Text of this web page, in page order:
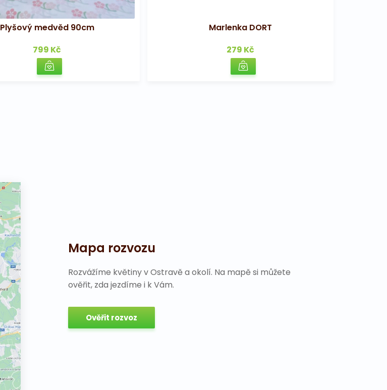
Plyšový medvěd 90cm
799 Kč
Marlenka DORT
279 Kč
Mapa rozvozu
Rozvážíme květiny v Ostravě a okolí. Na mapě si můžete
ověřit, zda jezdíme i k Vám.
Ověřit rozvoz